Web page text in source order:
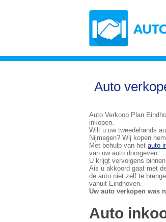
Auto
Auto Verkoop Plan
inkopen.
Wilt u uw tweedehands
Nijmegen? Wij kopen
Met behulp van het auto
van uw auto doorgeven.
U krijgt vervolgens
Ais u akkoord gaat met
de auto niet zelf te
vanuit Eindhoven.
Uw auto verkopen was
Auto